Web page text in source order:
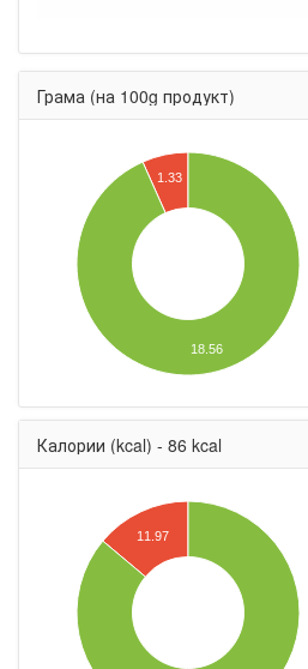
Грама (на 100g продукт)
1.33
18.56
Калории (kcal) - 86 kcal
11.97